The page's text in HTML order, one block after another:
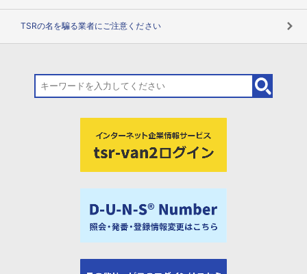
TSRの名を騙る業者にご注意ください